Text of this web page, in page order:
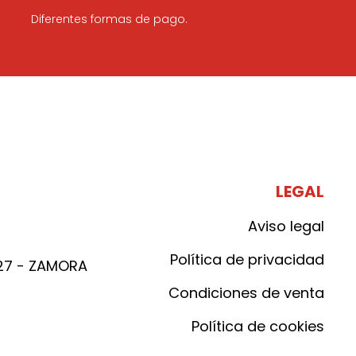
Diferentes formas de pago.
- ZAMORA
LEGAL
Aviso legal
Política de privacidad
Condiciones de venta
Política de cookies